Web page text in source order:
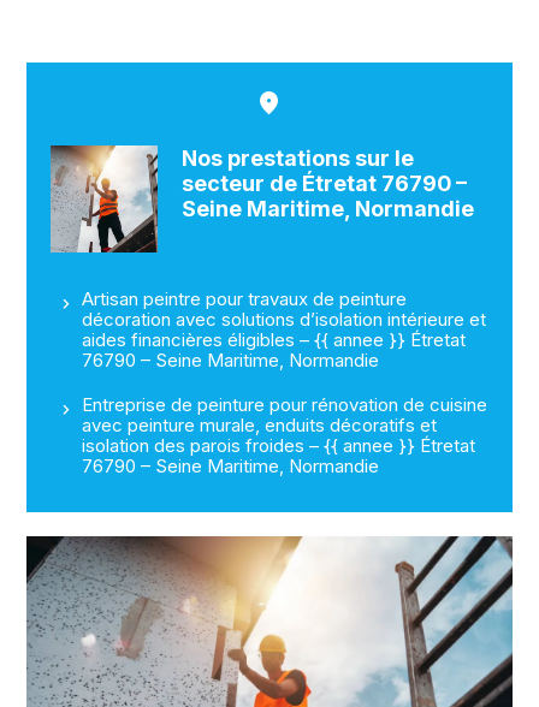
Nos prestations sur le
secteur de Étretat 76790 –
Seine Maritime, Normandie
Artisan peintre pour travaux de peinture
décoration avec solutions d’isolation intérieure et
aides financières éligibles – {{ annee }} Étretat
76790 – Seine Maritime, Normandie
Entreprise de peinture pour rénovation de cuisine
avec peinture murale, enduits décoratifs et
isolation des parois froides – {{ annee }} Étretat
76790 – Seine Maritime, Normandie